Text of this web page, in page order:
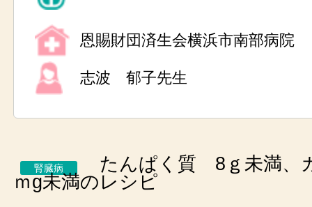
恩賜財団済生会横浜市南部病院
志波 郁子先生
腎臓病
たんぱく質 8ｇ未満、
ｍg未満のレシピ